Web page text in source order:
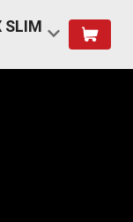
SLIM